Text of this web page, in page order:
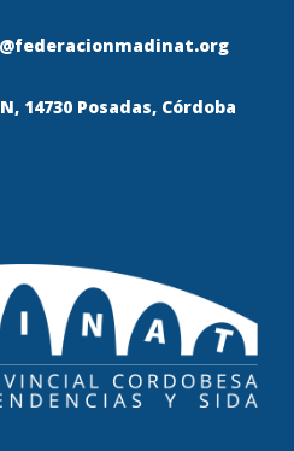
14730 Posadas, Córdoba